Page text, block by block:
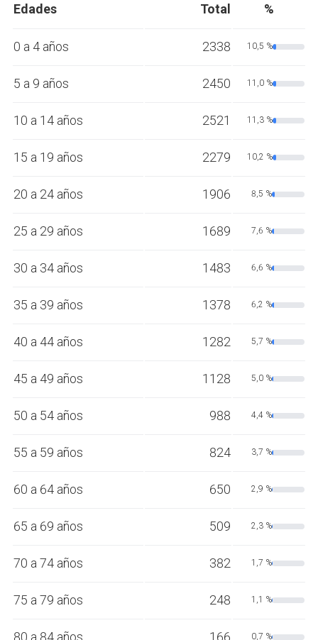
Edades Total %
0 a 4 años 2338 10,5 %
5 a 9 años 2450 11,0 %
10 a 14 años 2521 11,3 %
15 a 19 años 2279 10,2 %
20 a 24 años 1906 8,5 %
25 a 29 años 1689 7,6 %
30 a 34 años 1483 6,6 %
35 a 39 años 1378 6,2 %
40 a 44 años 1282 5,7 %
45 a 49 años 1128 5,0 %
50 a 54 años 988 4,4 %
55 a 59 años 824 3,7 %
60 a 64 años 650 2,9 %
65 a 69 años 509 2,3 %
70 a 74 años 382 1,7 %
75 a 79 años 248 1,1 %
80 a 84 años 166 0,7 %